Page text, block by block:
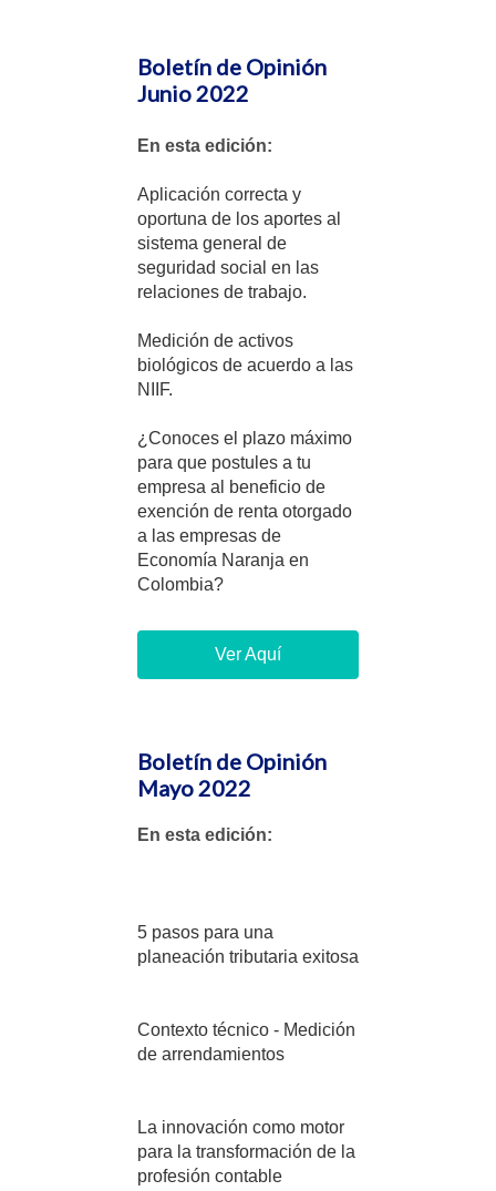
Boletín de Opinión
Junio 2022
En esta edición:
Aplicación correcta y
oportuna de los aportes al
sistema general de
seguridad social en las
relaciones de trabajo.
Medición de activos
biológicos de acuerdo a las
NIIF.
¿Conoces el plazo máximo
para que postules a tu
empresa al beneficio de
exención de renta otorgado
a las empresas de
Economía Naranja en
Colombia?
Ver Aquí
Boletín de Opinión
Mayo 2022
En esta edición:
5 pasos para una
planeación tributaria exitosa
Contexto técnico - Medición
de arrendamientos
La innovación como motor
para la transformación de la
profesión contable